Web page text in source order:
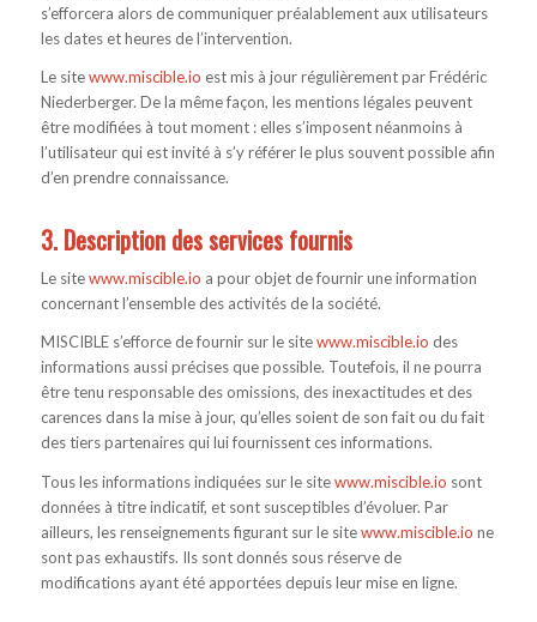
s’efforcera alors de communiquer préalablement aux utilisateurs
les dates et heures de l’intervention.
Le sitewww.miscible.io est mis à jour régulièrement par Frédéric
Niederberger. De la même façon, les mentions légales peuvent
être modifiées à tout moment : elles s’imposent néanmoins à
l’utilisateur qui est invité à s’y référer le plus souvent possible afin
d’en prendre connaissance.
3. Description des services fournis
Le sitewww.miscible.io a pour objet de fournir une information
concernant l’ensemble des activités de la société.
MISCIBLE s’efforce de fournir sur le sitewww.miscible.io des
informations aussi précises que possible. Toutefois, il ne pourra
être tenu responsable des omissions, des inexactitudes et des
carences dans la mise à jour, qu’elles soient de son fait ou du fait
des tiers partenaires qui lui fournissent ces informations.
Tous les informations indiquées sur le sitewww.miscible.io sont
données à titre indicatif, et sont susceptibles d’évoluer. Par
ailleurs, les renseignements figurant sur le sitewww.miscible.io ne
sont pas exhaustifs. Ils sont donnés sous réserve de
modifications ayant été apportées depuis leur mise en ligne.